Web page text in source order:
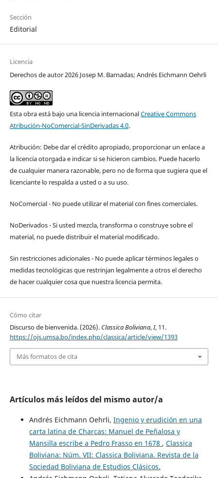
Sección
Editorial
Licencia
Derechos de autor 2026 Josep M. Barnadas; Andrés Eichmann Oehrli
Esta obra está bajo una licencia internacionalCreative Commons
Atribución-NoComercial-SinDerivadas 4.0.
Atribución: Debe dar el crédito apropiado, proporcionar un enlace a
la licencia otorgada e indicar si se hicieron cambios. Puede hacerlo
de cualquier manera razonable, pero no de forma que sugiera que el
licenciante lo respalda a usted o a su uso.
NoComercial - No puede utilizar el material con fines comerciales.
NoDerivados - Si usted mezcla, transforma o construye sobre el
material, no puede distribuir el material modificado.
Sin restricciones adicionales - No puede aplicar términos legales o
medidas tecnológicas que restrinjan legalmente a otros el derecho
de hacer cualquier cosa que nuestra licencia permita.
Cómo citar
Discurso de bienvenida. (2026). Classica Boliviana,I, 11.
https://ojs.umsa.bo/index.php/classica/article/view/1393
Más formatos de cita
Artículos más leídos del mismo autor/a
Andrés Eichmann Oehrli, Ingenio y erudición en una
carta latina de Charcas: Manuel de Peñalosa y
Mansilla escribe a Pedro Frasso en 1678 , Classica
Boliviana: Núm. VII: Classica Boliviana. Revista de la
Sociedad Boliviana de Estudios Clásicos.